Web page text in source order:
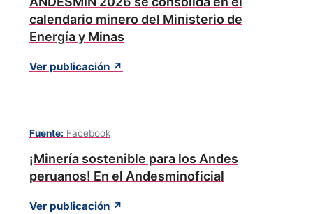
calendario minero del Ministerio de
Energía y Minas
Ver publicación ↗
Fuente: Facebook
¡Minería sostenible para los Andes
peruanos! En el Andesminoficial
Ver publicación ↗